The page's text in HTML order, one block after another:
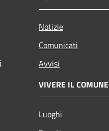
Notizie
Comunicati
Avvisi
VIVERE IL COMUNE
Luoghi